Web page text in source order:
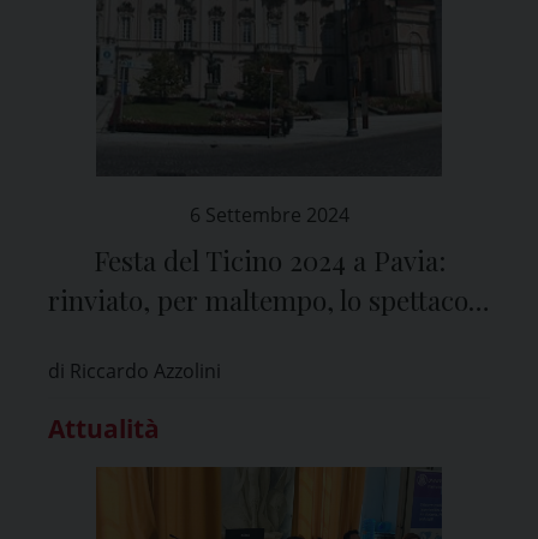
6 Settembre 2024
Festa del Ticino 2024 a Pavia:
rinviato, per maltempo, lo spettacolo
domenica 8 settembre
di Riccardo Azzolini
Attualità